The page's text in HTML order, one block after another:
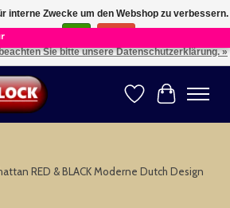
Reviews ×
ihre Sprache: DE -- Choose your language: EN ⇓ ⇒
Wunschzettel
Ihr
RED & BLACK Moderne Dutch Design
interne Zwecke um den Webshop zu verbessern.
Ordnung?
Sie bitte unsere Datenschutzerklärung. »